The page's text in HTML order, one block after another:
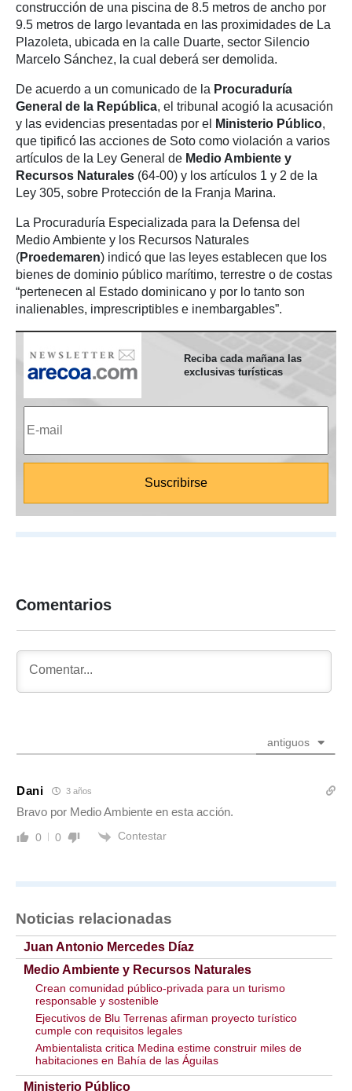
construcción de una piscina de 8.5 metros de ancho por
9.5 metros de largo levantada en las proximidades de La
Plazoleta, ubicada en la calle Duarte, sector Silencio
Marcelo Sánchez, la cual deberá ser demolida.
De acuerdo a un comunicado de la Procuraduría
General de la República, el tribunal acogió la acusación
y las evidencias presentadas por el
Ministerio Público,
que tipificó las acciones de Soto como violación a varios
artículos de la Ley General de Medio Ambiente y
Recursos Naturales (64-00) y los artículos 1 y 2 de la
Ley 305, sobre Protección de la Franja Marina.
La Procuraduría Especializada para la Defensa del
Medio Ambiente y los Recursos Naturales
(Proedemaren) indicó que las leyes establecen que los
bienes de dominio público marítimo, terrestre o de costas
“pertenecen al Estado dominicano y por lo tanto son
inalienables, imprescriptibles e inembargables”.
Reciba cada mañana las
exclusivas turísticas
Comentarios
antiguos
Dani 3 años
Bravo por Medio Ambiente en esta acción.
0 0 Contestar
Noticias relacionadas
Juan Antonio Mercedes Díaz
Medio Ambiente y Recursos Naturales
Crean comunidad público-privada para un turismo
responsable y sostenible
Ejecutivos de Blu Terrenas afirman proyecto turístico
cumple con requisitos legales
Ambientalista critica Medina estime construir miles de
habitaciones en Bahía de las Águilas
Ministerio Público